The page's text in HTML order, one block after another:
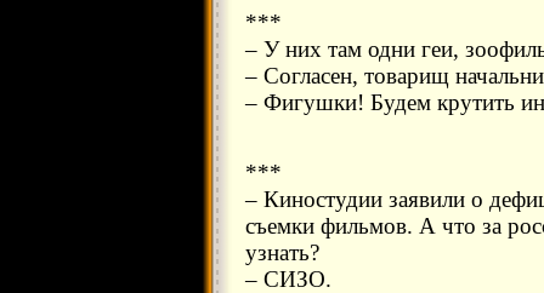
***
– У них там одни геи,
– Согласен, товарищ
– Фигушки! Будем крутить
***
– Киностудии заявили о
съемки фильмов. А что за
узнать?
– СИЗО.